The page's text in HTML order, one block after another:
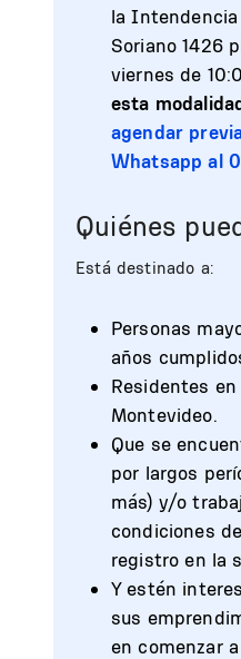
la
Soriano 1426
viernes de
esta
agendar
Whatsapp al
Quiénes
Está destinado a:
Personas
años
Residentes
Montevideo.
Que se
por largos
más) y/o
condiciones
registro en la
Y estén
sus
en comenzar